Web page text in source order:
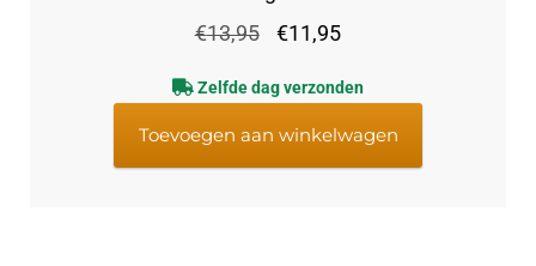
€13,95
Oorspronkelijke
was:
€13,95.
€11,95Huidige
is:
€11,95.
Zelfde dag verzonden
Toevoegen aan winkelwagen